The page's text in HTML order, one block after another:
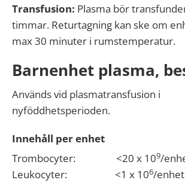
Transfusion: Plasma bör
timmar. Returtagning kan ske om
max 30 minuter i rumstemperatur.
Barnenhet plasma,
Används vid plasmatransfusion i
nyföddhetsperioden.
Innehåll per enhet
Trombocyter: <20 x 109/
Leukocyter: <1 x 106/enhet